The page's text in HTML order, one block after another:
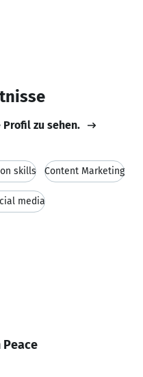
Profil zu sehen.
skills Content Marketing
media